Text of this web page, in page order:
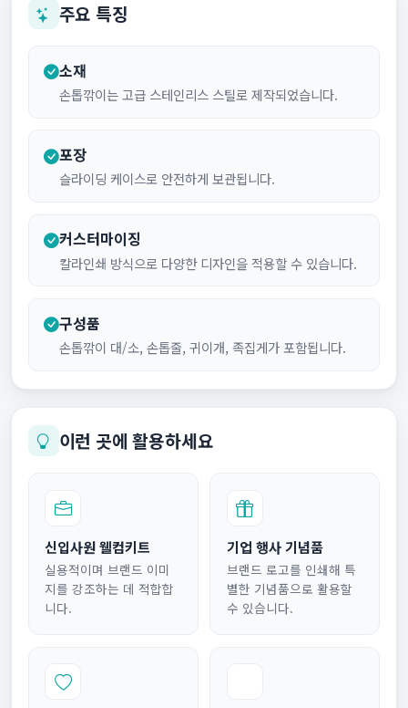
주요 특징
소재
손톱깎이는 고급 스테인리스 스틸로 제작되었습니다.
포장
슬라이딩 케이스로 안전하게 보관됩니다.
커스터마이징
칼라인쇄 방식으로 다양한 디자인을 적용할 수 있습니다.
구성품
손톱깎이 대/소, 손톱줄, 귀이개, 족집게가 포함됩니다.
이런 곳에 활용하세요
신입사원 웰컴키트
실용적이며 브랜드 이미
지를 강조하는 데 적합합
니다.
기업 행사 기념품
브랜드 로고를 인쇄해 특
별한 기념품으로 활용할
수 있습니다.